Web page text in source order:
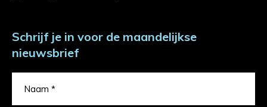
Schrijf je in voor de maandelijkse
nieuwsbrief